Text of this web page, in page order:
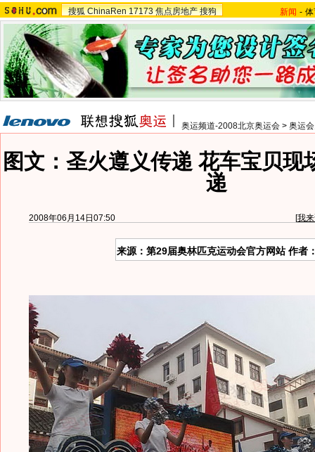
搜狐 ChinaRen 17173 焦点房地产 搜狗 新闻 -
奥运频道-2008北京奥运会 > 奥运
图文：圣火遵义传递 花车宝贝现
递
2008年06月14日07:50 [我
来源：第29届奥林匹克运动会官方网站 作者